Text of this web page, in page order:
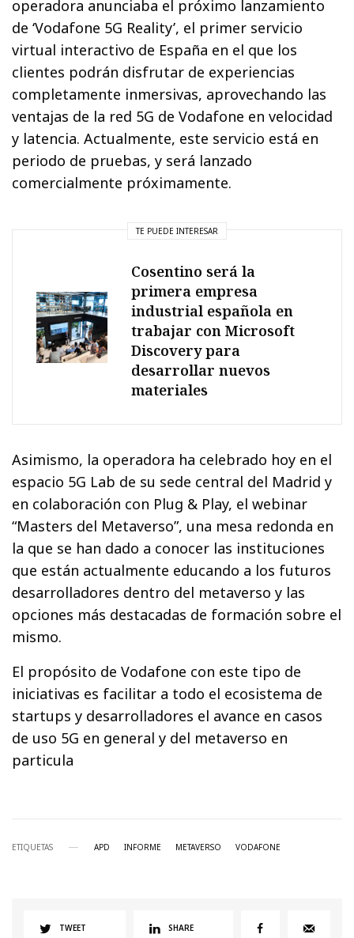
operadora anunciaba el próximo lanzamiento
de ‘Vodafone 5G Reality’, el primer servicio
virtual interactivo de España en el que los
clientes podrán disfrutar de experiencias
completamente inmersivas, aprovechando las
ventajas de la red 5G de Vodafone en velocidad
y latencia. Actualmente, este servicio está en
periodo de pruebas, y será lanzado
comercialmente próximamente.
TE PUEDE INTERESAR
Cosentino será la
primera empresa
industrial española en
trabajar con Microsoft
Discovery para
desarrollar nuevos
materiales
Asimismo, la operadora ha celebrado hoy en el
espacio 5G Lab de su sede central del Madrid y
en colaboración con Plug & Play, el webinar
“Masters del Metaverso”, una mesa redonda en
la que se han dado a conocer las instituciones
que están actualmente educando a los futuros
desarrolladores dentro del metaverso y las
opciones más destacadas de formación sobre el
mismo.
El propósito de Vodafone con este tipo de
iniciativas es facilitar a todo el ecosistema de
startups y desarrolladores el avance en casos
de uso 5G en general y del metaverso en
particula
ETIQUETAS APD INFORME METAVERSO VODAFONE
TWEET SHARE